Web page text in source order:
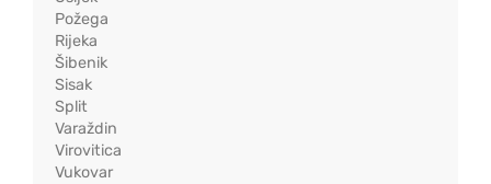
Požega
Rijeka
Šibenik
Sisak
Split
Varaždin
Virovitica
Vukovar